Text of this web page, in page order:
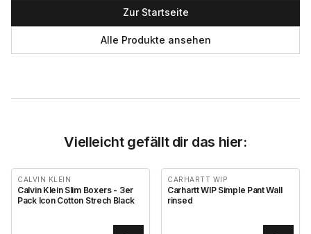
Zur Startseite
Alle Produkte ansehen
Vielleicht gefällt dir das hier:
CALVIN KLEIN
Calvin Klein Slim Boxers - 3er
Pack Icon Cotton Strech Black
CARHARTT WIP
Carhartt WIP Simple Pant Wall
rinsed